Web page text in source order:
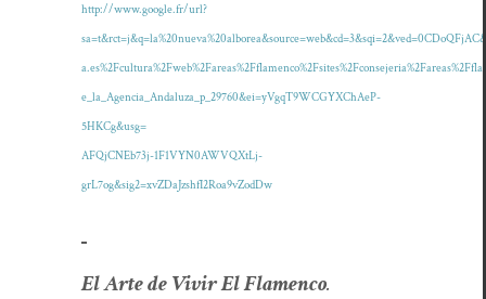
http://www.google.fr/url?
e_la_Agencia_Andaluza_p_29760&ei=yVgqT9WCGYXChAeP-
5HKCg&usg=
AFQjCNEb73j-1F1VYN0AWVQXtLj-
grL7og&sig2=xvZDaJzshfI2Roa9vZodDw
El Arte de Vivir El Fla­men­co.